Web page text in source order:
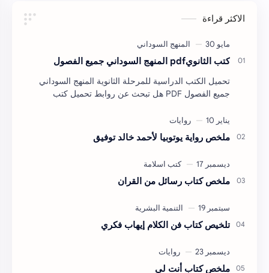
الاكثر قراءة
كتب الثانويpdf المنهج السوداني جميع الفصول
تحميل الكتب الدراسية للمرحلة الثانوية المنهج السوداني
جميع الفصول PDF هل تبحث عن روابط تحميل كتب
ملخص رواية يوتوبيا لأحمد خالد توفيق
ملخص كتاب رسائل من القران
تلخيص كتاب فن الكلام إيهاب فكري
ملخص كتاب أنت لي